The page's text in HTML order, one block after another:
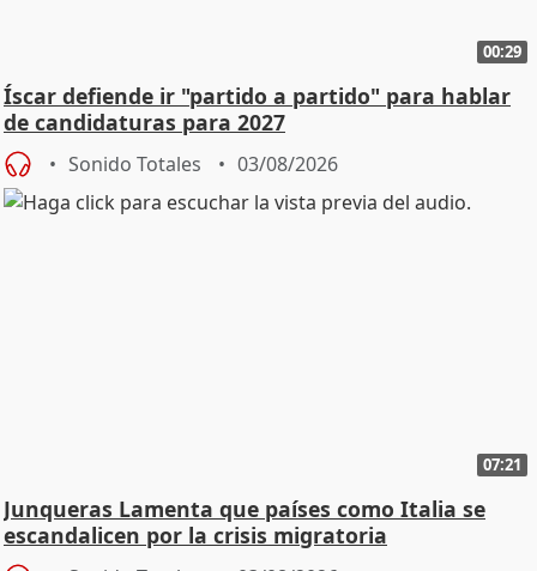
00:29
Íscar defiende ir "partido a partido" para hablar
de candidaturas para 2027
Sonido Totales 03/08/2026
07:21
Junqueras Lamenta que países como Italia se
escandalicen por la crisis migratoria